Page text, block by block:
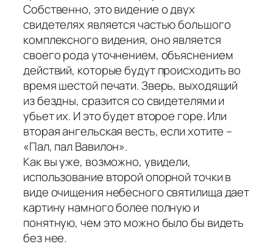
Собственно, это видение о двух
свидетелях является частью большого
комплексного видения, оно является
своего рода уточнением, объяснением
действий, которые будут происходить во
время шестой печати. Зверь, выходящий
из бездны, сразится со свидетелями и
убьет их. И это будет второе горе. Или
вторая ангельская весть, если хотите –
«Пал, пал Вавилон».
Как вы уже, возможно, увидели,
использование второй опорной точки в
виде очищения небесного святилища дает
картину намного более полную и
понятную, чем это можно было бы видеть
без нее.